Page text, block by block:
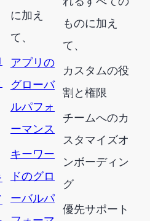
に加え
て、
アプリの
グローバ
ルパフォ
ーマンス
キーワー
ドのグロ
ーバルパ
ものに加え
て、
カスタムの役
割と権限
チームへのカ
スタマイズオ
ンボーディン
グ
優先サポート